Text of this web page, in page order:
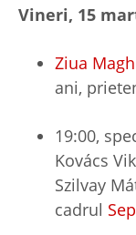
Vineri, 15
Ziua
ani,
19:00,
Kovács
Szilvay
cadrul